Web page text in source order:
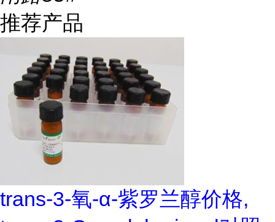
推荐产品
trans-3-氧-α-紫罗兰醇价格,